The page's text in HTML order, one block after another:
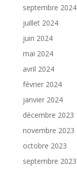
septembre 2024
juillet 2024
juin 2024
mai 2024
avril 2024
février 2024
janvier 2024
décembre 2023
novembre 2023
octobre 2023
septembre 2023